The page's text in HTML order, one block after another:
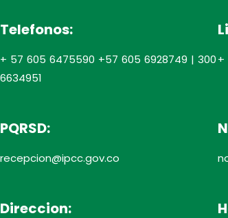
Telefonos:
+ 57 605 6475590 +57 605 6928749 | 300
6634951
+
PQRSD:
recepcion@ipcc.gov.co
Direccion: